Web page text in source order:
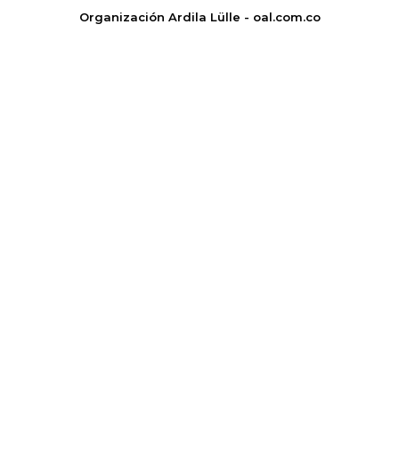
Organización Ardila Lülle - oal.com.co